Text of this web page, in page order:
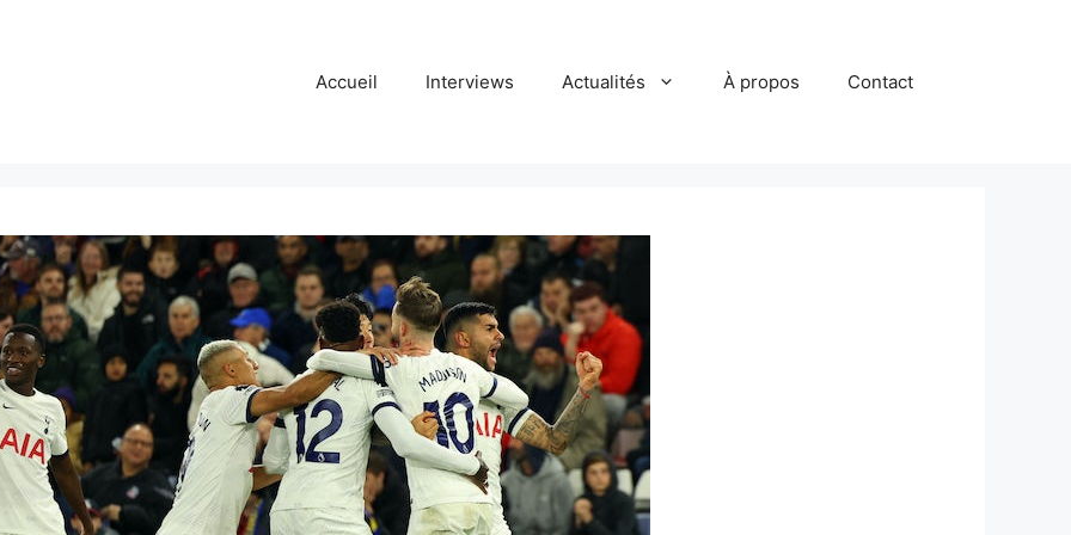
Accueil Interviews Actualités À propos Contact